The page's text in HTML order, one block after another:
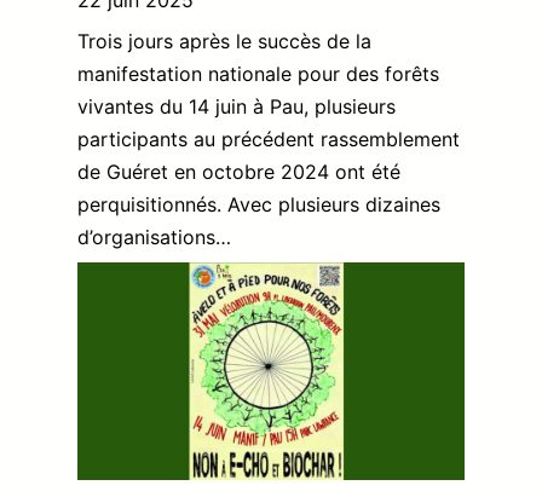
Trois jours après le succès de la
manifestation nationale pour des forêts
vivantes du 14 juin à Pau, plusieurs
participants au précédent rassemblement
de Guéret en octobre 2024 ont été
perquisitionnés. Avec plusieurs dizaines
d’organisations…